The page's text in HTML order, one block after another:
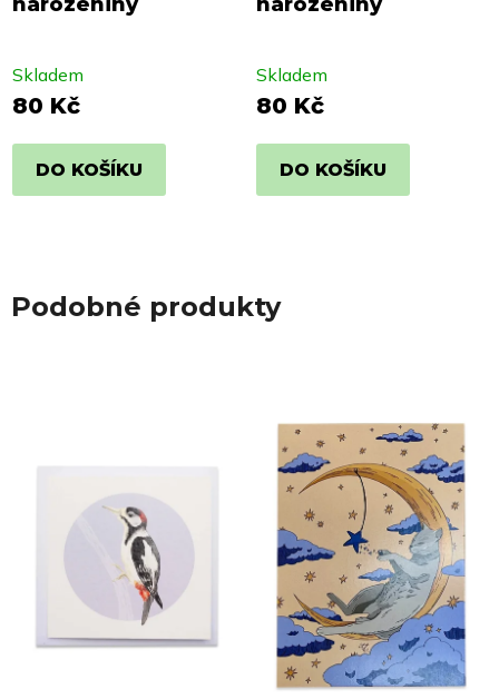
Skladem
80 Kč
DO KOŠÍKU
Skladem
80 Kč
DO KOŠÍKU
Podobné produkty